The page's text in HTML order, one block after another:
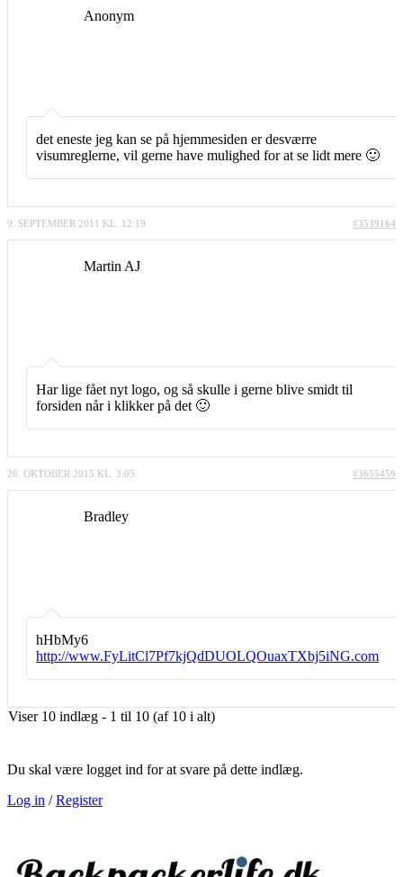
Anonym
det eneste jeg kan se på hjemmesiden er desværre
visumreglerne, vil gerne have mulighed for at se lidt mere 🙂
9. SEPTEMBER 2011 KL. 12:19 #3539164
Martin AJ
Har lige fået nyt logo, og så skulle i gerne blive smidt til
forsiden når i klikker på det 🙂
26. OKTOBER 2015 KL. 3:05 #3655459
Bradley
hHbMy6
http://www.FyLitCl7Pf7kjQdDUOLQOuaxTXbj5iNG.com
Viser 10 indlæg - 1 til 10 (af 10 i alt)
Du skal være logget ind for at svare på dette indlæg.
Log in /Register